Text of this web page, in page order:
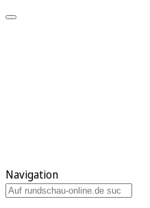
Navigation